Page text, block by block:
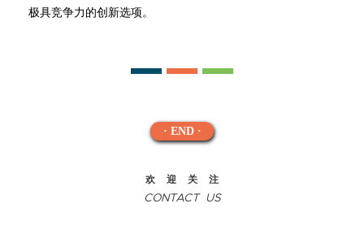
极具竞争力的创新选项。
· END ·
欢迎关注
CONTACT US